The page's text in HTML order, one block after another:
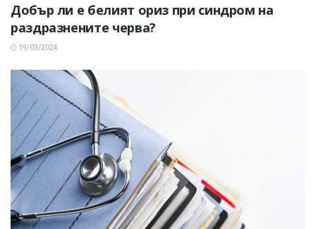
Добър ли е белият ориз при синдром на
раздразнените черва?
19/03/2024